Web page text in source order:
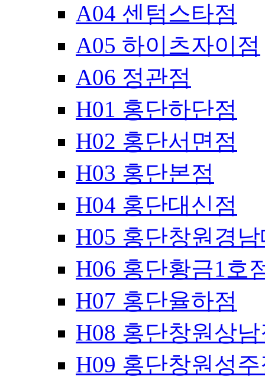
A04 센텀스타점
A05 하이츠자이점
A06 정관점
H01 홍단하단점
H02 홍단서면점
H03 홍단본점
H04 홍단대신점
H05 홍단창원경
H06 홍단황금1호
H07 홍단율하점
H08 홍단창원상
H09 홍단창원성